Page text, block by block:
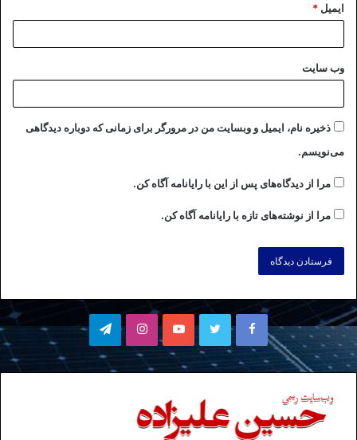
ایمیل *
وب‌ سایت
ذخیره نام، ایمیل و وبسایت من در مرورگر برای زمانی که دوباره دیدگاهی
می‌نویسم.
مرا از دیدگاه‌های پس از این با رایانامه آگاه کن.
مرا از نوشته‌های تازه با رایانامه آگاه کن.
فیسبوک توییتر یوتیوباینستاگرامتلگرام